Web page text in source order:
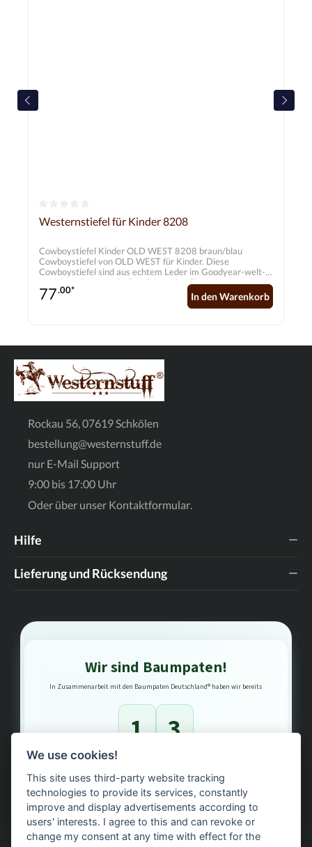
Durchschnittliche Bewertung von 0 von 5 Sternen
Westernstiefel für Kinder 8208
Cowboystiefel Kinder OLD WEST 8208 braun/blau
Cowboystiefel von OLD WEST für Kinder. Diese
Cowboystiefel sind aus echtem Leder im Goodyear-welt-
Verfahren hergestellt. Die dekorative Ziernaht sorgt für
einen besonderen Look. Obermaterial: Echtes Leder
Futter: Handgenähtes Futter Sohle: Gummi Form: Square
Laufsohle
77.00*
In den Warenkorb
Rockau 56, 07619 Schkölen
bestellung@westernstuff.de
nur E-Mail Support
9:00 bis 17:00 Uhr
Oder über unser Kontaktformular.
Hilfe
Lieferung und Rücksendung
Wir sind Baumpaten!
In Zusammenarbeit mit den Baumpaten Deutschland® haben wir bereits
1 3
We use cookies!
This site uses third-party website tracking
technologies to provide its services, constantly
improve and display advertisements according to
users' interests. I agree to this and can revoke or
change my consent at any time with effect for the